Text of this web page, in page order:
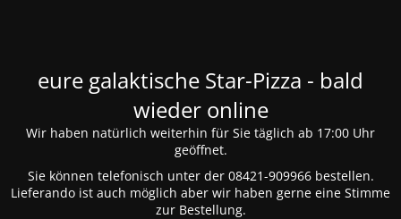
eure galaktische Star-Pizza - bald
wieder online
Wir haben natürlich weiterhin für Sie täglich ab 17:00 Uhr
geöffnet.
Sie können telefonisch unter der 08421-909966 bestellen.
Lieferando ist auch möglich aber wir haben gerne eine Stimme
zur Bestellung.